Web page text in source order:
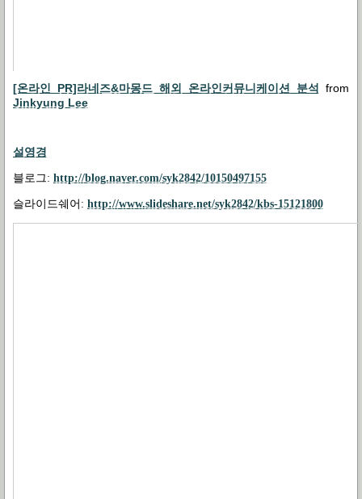
[온라인 PR]라네즈&마몽드 해외 온라인커뮤니케이션 분석
from
Jinkyung Lee
설영경
블로그: http://blog.naver.com/syk2842/10150497155
슬라이드쉐어 : http://www.slideshare.net/syk2842/kbs-15121800